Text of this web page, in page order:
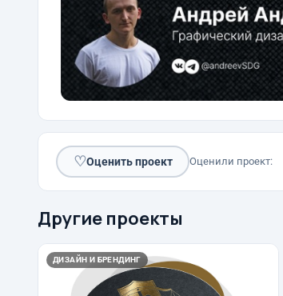
♡Оценить проект Оценили проект:
Другие проекты
ДИЗАЙН И БРЕНДИНГ